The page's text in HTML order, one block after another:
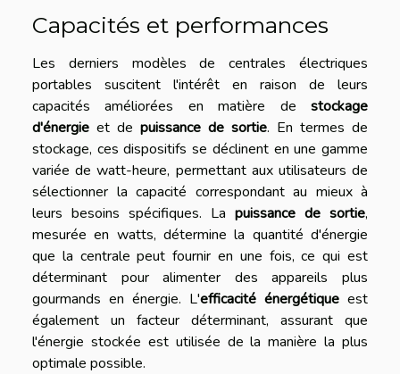
Capacités et performances
Les derniers modèles de centrales électriques
portables suscitent l'intérêt en raison de leurs
capacités améliorées en matière de stockage
d'énergie et de puissance de sortie. En termes de
stockage, ces dispositifs se déclinent en une gamme
variée de watt-heure, permettant aux utilisateurs de
sélectionner la capacité correspondant au mieux à
leurs besoins spécifiques. La puissance de sortie,
mesurée en watts, détermine la quantité d'énergie
que la centrale peut fournir en une fois, ce qui est
déterminant pour alimenter des appareils plus
gourmands en énergie. L'efficacité énergétique est
également un facteur déterminant, assurant que
l'énergie stockée est utilisée de la manière la plus
optimale possible.